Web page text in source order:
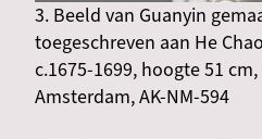
3. Beeld van Guanyin
toegeschreven aan He
c.1675-1699, hoogte 51
Amsterdam, AK-NM-594